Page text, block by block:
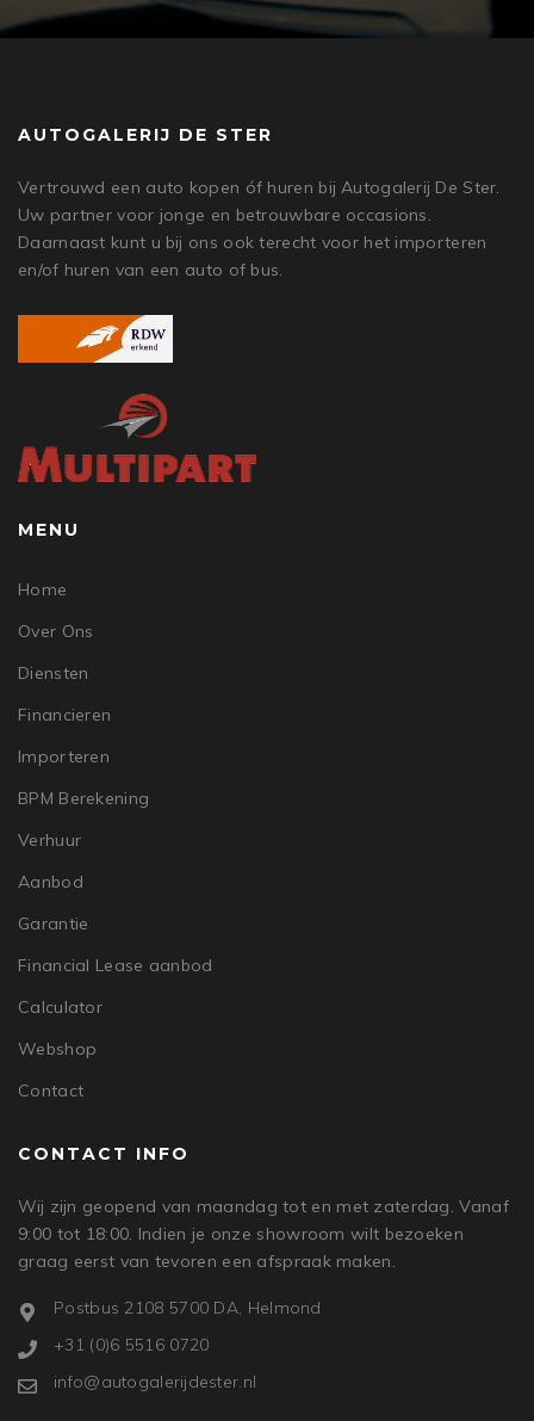
AUTOGALERIJ DE STER
Vertrouwd een auto kopen óf huren bij Autogalerij De Ster.
Uw partner voor jonge en betrouwbare occasions.
Daarnaast kunt u bij ons ook terecht voor het importeren
en/of huren van een auto of bus.
MENU
Home
Over Ons
Diensten
Financieren
Importeren
BPM Berekening
Verhuur
Aanbod
Garantie
Financial Lease aanbod
Calculator
Webshop
Contact
CONTACT INFO
Wij zijn geopend van maandag tot en met zaterdag. Vanaf
9:00 tot 18:00. Indien je onze showroom wilt bezoeken
graag eerst van tevoren een afspraak maken.
Postbus 2108 5700 DA, Helmond
+31 (0)6 5516 0720
info@autogalerijdester.nl